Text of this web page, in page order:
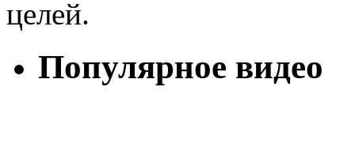
целей.
Популярное видео